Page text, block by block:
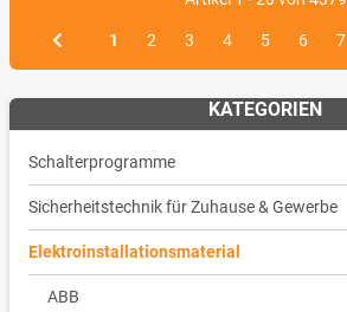
1 2 3 4 5 6 7
KATEGORIEN
Schalterprogramme
Sicherheitstechnik für Zuhause & Gewerbe
Elektroinstallationsmaterial
ABB